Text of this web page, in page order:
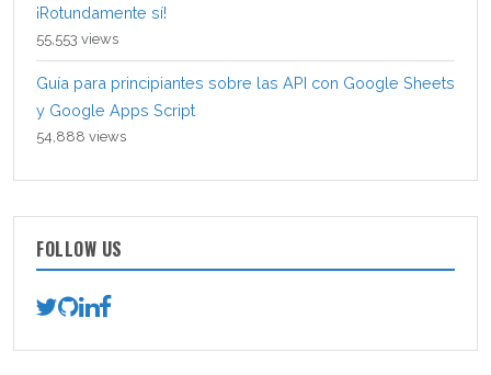
¡Rotundamente sí!
55,553 views
Guía para principiantes sobre las API con Google Sheets
y Google Apps Script
54,888 views
FOLLOW US